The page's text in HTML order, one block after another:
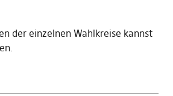
der einzelnen Wahlkreise kannst
.